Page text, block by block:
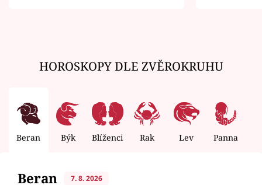
HOROSKOPY DLE ZVĚROKRUHU
Beran Býk Blíženci Rak Lev Panna
Beran 7. 8. 2026